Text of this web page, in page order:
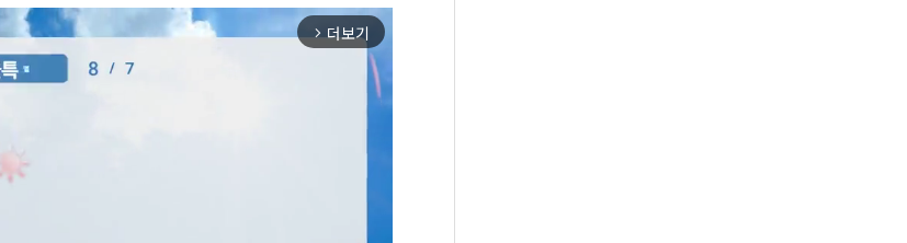
arrow_forward_ios 더보기